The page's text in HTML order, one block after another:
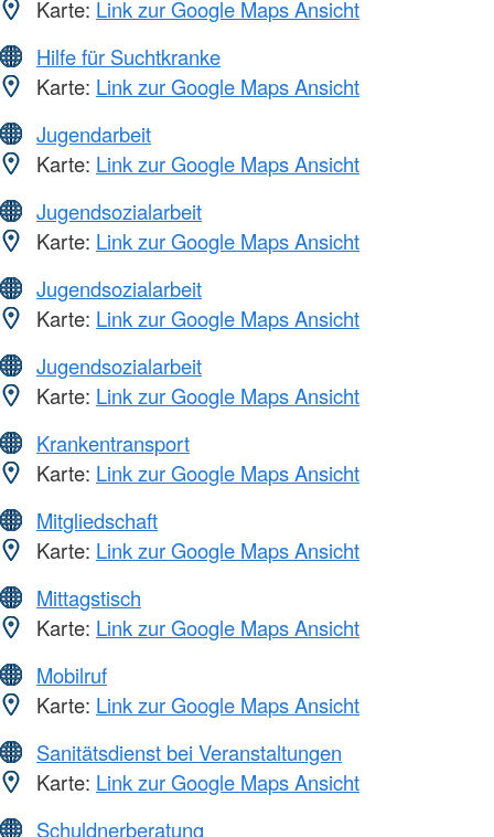
Karte: Link zur Google Maps Ansicht
Hilfe für Suchtkranke
Karte: Link zur Google Maps Ansicht
Jugendarbeit
Karte: Link zur Google Maps Ansicht
Jugendsozialarbeit
Karte: Link zur Google Maps Ansicht
Jugendsozialarbeit
Karte: Link zur Google Maps Ansicht
Jugendsozialarbeit
Karte: Link zur Google Maps Ansicht
Krankentransport
Karte: Link zur Google Maps Ansicht
Mitgliedschaft
Karte: Link zur Google Maps Ansicht
Mittagstisch
Karte: Link zur Google Maps Ansicht
Mobilruf
Karte: Link zur Google Maps Ansicht
Sanitätsdienst bei Veranstaltungen
Karte: Link zur Google Maps Ansicht
Schuldnerberatung